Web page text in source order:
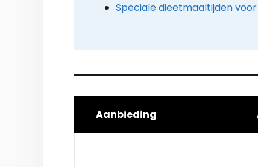
Speciale dieetmaaltijden
Aanbieding